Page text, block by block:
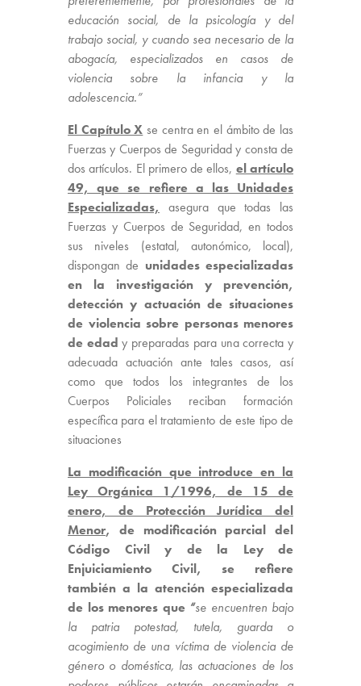
educación social, de la psicología y del
trabajo social, y cuando sea necesario de la
abogacía, especializados en casos de
violencia sobre la infancia y la
adolescencia.”
El Capítulo X se centra en el ámbito de las
Fuerzas y Cuerpos de Seguridad y consta de
dos artículos. El primero de ellos, el artículo
49, que se refiere a las Unidades
Especializadas, asegura que todas las
Fuerzas y Cuerpos de Seguridad, en todos
sus niveles (estatal, autonómico, local),
dispongan de unidades especializadas
en la investigación y prevención,
detección y actuación de situaciones
de violencia sobre personas menores
de edad y preparadas para una correcta y
adecuada actuación ante tales casos, así
como que todos los integrantes de los
Cuerpos Policiales reciban formación
específica para el tratamiento de este tipo de
situaciones
La modificación que introduce en la
Ley Orgánica 1/1996, de 15 de
enero, de Protección Jurídica del
Menor, de modificación parcial del
Código Civil y de la Ley de
Enjuiciamiento Civil, se refiere
también a la atención especializada
de los menores que “se encuentren bajo
la patria potestad, tutela, guarda o
acogimiento de una víctima de violencia de
género o doméstica, las actuaciones de los